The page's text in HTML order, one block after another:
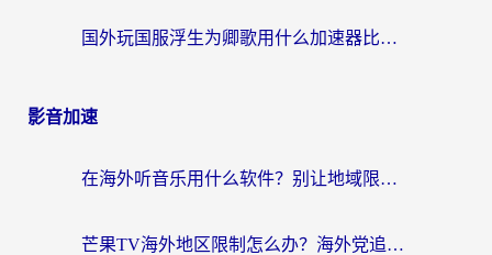
国外玩国服浮生为卿歌用什么加速器比较好？海外党亲测不踩坑指南
影音加速
在海外听音乐用什么软件？别让地域限制断了你的华语歌单
芒果TV海外地区限制怎么办？海外党追剧看片的实用加速器选择指南